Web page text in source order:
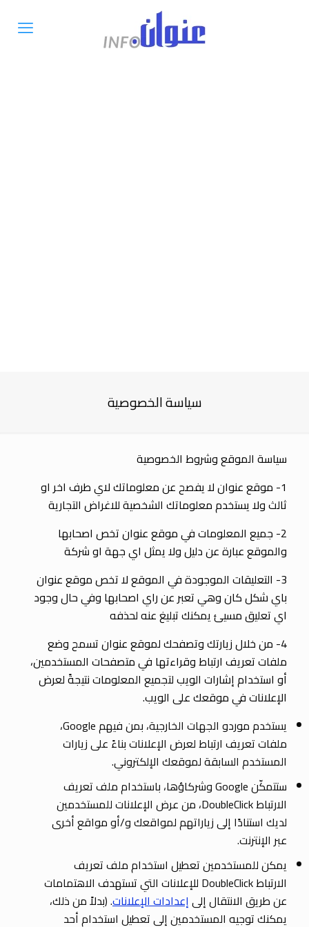
سياسة الخصوصية
سياسة الموقع وشروط الخصوصية
1- موقع عنوان لا يفصح عن معلوماتك لاي طرف اخر او
ثالث ولا يستخدم معلوماتك الشخصية للاغراض التجارية
2- جميع المعلومات في موقع عنوان تخص اصحابها
والموقع عبارة عن دليل ولا يمثل اي جهة او شركة
3- التعليقات الموجودة في الموقع لا تخص موقع عنوان
باي شكل كان وهي تعبر عن راي اصحابها وفي حال وجود
اي تعليق مسيئ يمكنك تبليغ عنه لحذفه
4- من خلال زيارتك وتصفحك لموقع عنوان تسمح وضع
ملفات تعريف ارتباط وقراءتها في متصفحات المستخدمين،
أو استخدام إشارات الويب لتجميع المعلومات نتيجةً لعرض
الإعلانات في موقعك على الويب.
يستخدم موردو الجهات الخارجية، بمن فيهم Google،
ملفات تعريف ارتباط لعرض الإعلانات بناءً على زيارات
المستخدم السابقة لموقعك الإلكتروني.
ستتمكّن Google وشركاؤها، باستخدام ملف تعريف
الارتباط DoubleClick، من عرض الإعلانات للمستخدمين
لديك استنادًا إلى زياراتهم لمواقعك و/أو مواقع أخرى
عبر الإنترنت.
يمكن للمستخدمين تعطيل استخدام ملف تعريف
الارتباط DoubleClick للإعلانات التي تستهدف الاهتمامات
عن طريق الانتقال إلىإعدادات الإعلانات. (بدلاً من ذلك،
يمكنك توجيه المستخدمين إلى تعطيل استخدام أحد